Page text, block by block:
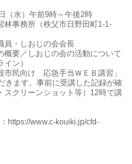
（水）午前9時～午後2時
林事務所（秩父市日野田町1-1-
員・しおじの会会長
概要／しおじの会の活動について
ン）
市民向け 応急手当ＷＥＢ講習」
きます。事前に受講した記録が確
スクリーンショット等）12時で講
https://www.c-kouiki.jp/cfd-